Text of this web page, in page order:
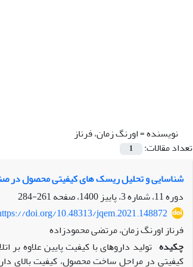
نویسنده =اورنگ زمان، فرناز
تعداد مقالات:
1
شناسایی و تحلیل ریسک های کیفیتی محصول در
دوره 11، شماره 3، پاییز 1400، صفحه
261-284
doi.org/10.48313/jqem.2021.148872
فرناز اورنگ زمان، مرتضی محمودزاده
چکیده تولید داروﻫﺎی ﺑﺎ ﮐﯿﻔﯿﺖ ﭘﺎﯾﯿﻦ علاوه